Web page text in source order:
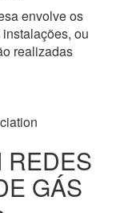
envolve os
ou
realizadas
REDES
GÁS